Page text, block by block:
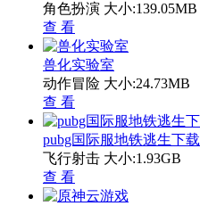
角色扮演 大小:139.05MB
查 看
兽化实验室
动作冒险 大小:24.73MB
查 看
pubg国际服地铁逃生下载
飞行射击 大小:1.93GB
查 看